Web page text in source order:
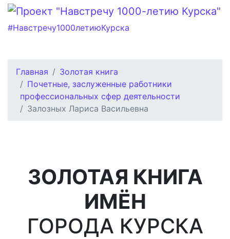
#Навстречу1000летиюКурска
Главная
Золотая книга
Почетные, заслуженные работники
профессиональных сфер деятельности
Залозных Лариса Васильевна
ЗОЛОТАЯ КНИГА
ИМЁН
ГОРОДА КУРСКА